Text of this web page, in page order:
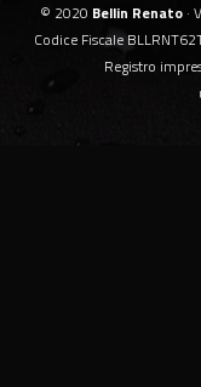
© 2020 Bellin Renato ·
Codice Fiscale
Registro